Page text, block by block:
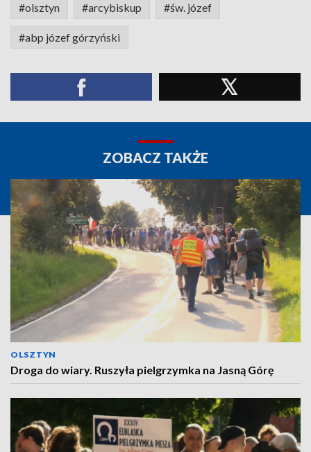
#olsztyn #arcybiskup #św. józef
#abp józef górzyński
ZOBACZ TAKŻE
OLSZTYN
Droga do wiary. Ruszyła pielgrzymka na Jasną Górę